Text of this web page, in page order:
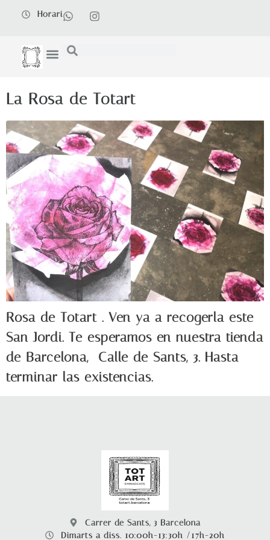
Horari
La Rosa de Totart
Rosa de Totart . Ven ya a recogerla este
San Jordi. Te esperamos en nuestra tienda
de Barcelona, ​ Calle de Sants, 3. Hasta
terminar las existencias.
Carrer de Sants, 3 Barcelona
Dimarts a diss. 10:00h-13:30h /17h-20h